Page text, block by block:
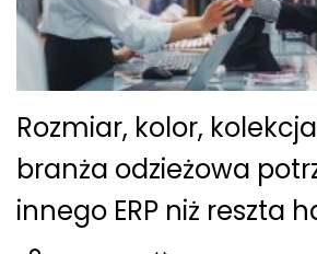
Rozmiar, kolor,
branża odzieżowa
innego ERP niż reszta